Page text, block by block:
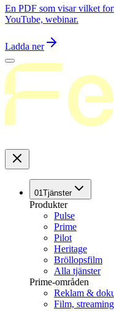
En PDF som visar vilket
YouTube, webinar.
Ladda ner
01Tjänster
Produkter
Pulse
Prime
Pilot
Heritage
Bröllopsfilm
Alla tjänster
Prime-områden
Reklam &
Film,